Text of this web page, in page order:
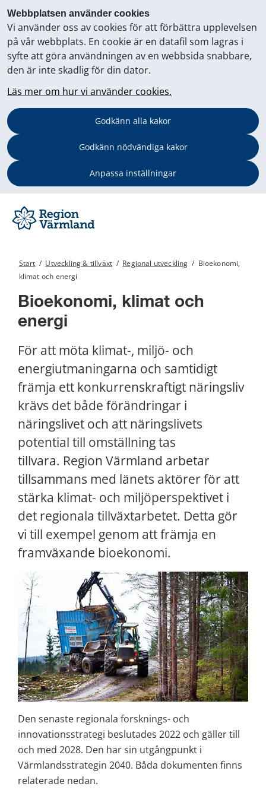
Webbplatsen använder cookies
Vi använder oss av cookies för att förbättra upplevelsen
på vår webbplats. En cookie är en datafil som lagras i
syfte att göra användningen av en webbsida snabbare,
den är inte skadlig för din dator.
Läs mer om hur vi använder cookies.
Godkänn alla kakor
Godkänn nödvändiga kakor
Anpassa inställningar
Start / Utveckling & tillväxt / Regional utveckling / Bioekonomi,
klimat och energi
Bioekonomi, klimat och
energi
För att möta klimat-, miljö- och
energiutmaningarna och samtidigt
främja ett konkurrenskraftigt näringsliv
krävs det både förändringar i
näringslivet och att näringslivets
potential till omställning tas
tillvara. Region Värmland arbetar
tillsammans med länets aktörer för att
stärka klimat- och miljöperspektivet i
det regionala tillväxtarbetet. Detta gör
vi till exempel genom att främja en
framväxande bioekonomi.
Den senaste regionala forsknings- och
innovationsstrategi beslutades 2022 och gäller till
och med 2028. Den har sin utgångpunkt i
Värmlandsstrategin 2040. Båda dokumenten finns
relaterade nedan.